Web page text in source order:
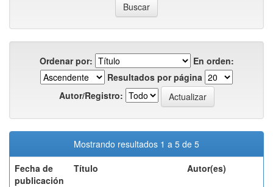
Ordenar por:
En orden:
Resultados por página
Autor/Registro:
Mostrando resultados 1 a 5 de 5
Fecha de
publicación
Título Autor(es)